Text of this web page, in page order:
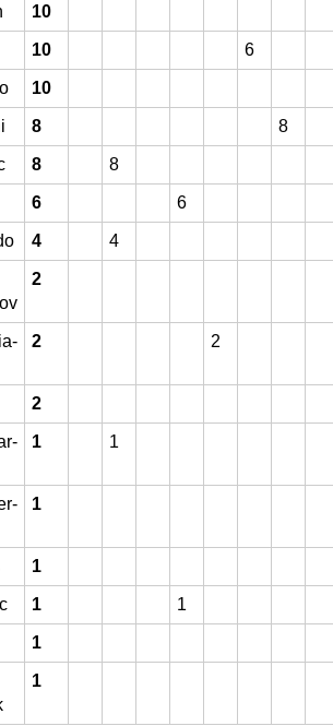
10
10 6
10
8 8
8 8
6 6
4 4
2
2 2
2
1 1
1
1
1 1
1
1